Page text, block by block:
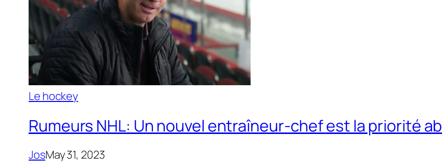
Le hockey
Rumeurs NHL: Un nouvel entraîneur-chef est la priorité
JosMay 31, 2023